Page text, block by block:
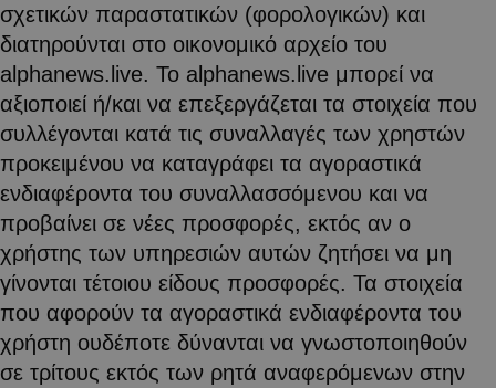
σχετικών παραστατικών (φορολογικών) και
διατηρούνται στο οικονομικό αρχείο του
alphanews.live. Το alphanews.live μπορεί να
αξιοποιεί ή/και να επεξεργάζεται τα στοιχεία που
συλλέγονται κατά τις συναλλαγές των χρηστών
προκειμένου να καταγράφει τα αγοραστικά
ενδιαφέροντα του συναλλασσόμενου και να
προβαίνει σε νέες προσφορές, εκτός αν ο
χρήστης των υπηρεσιών αυτών ζητήσει να μη
γίνονται τέτοιου είδους προσφορές. Τα στοιχεία
που αφορούν τα αγοραστικά ενδιαφέροντα του
χρήστη ουδέποτε δύνανται να γνωστοποιηθούν
σε τρίτους εκτός των ρητά αναφερόμενων στην